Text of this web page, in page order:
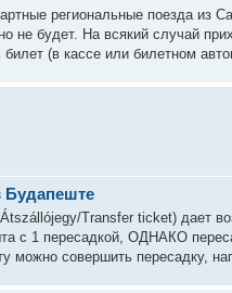
региональные поезда из
не будет. На всякий случай
билет (в кассе или билетном
Будапеште
Transfer ticket) дает
с 1 пересадкой, ОДНАКО
можно совершить пересадку,